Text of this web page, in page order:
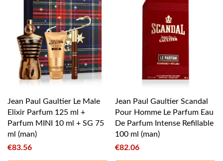
Jean Paul Gaultier Le Male
Elixir Parfum 125 ml +
Parfum MINI 10 ml + SG 75
ml (man)
€83.56
Jean Paul Gaultier Scandal
Pour Homme Le Parfum Eau
De Parfum Intense Refillable
100 ml (man)
€82.06